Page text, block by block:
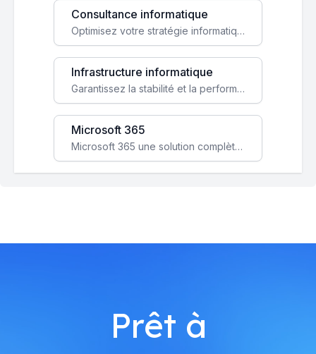
Consultance informatique
Optimisez votre stratégie informatique avec l'expertise de nos consultants pour améliorer votre efficacité et sécurité.
Infrastructure informatique
Garantissez la stabilité et la performance de votre entreprise avec une infrastructure IT sécurisée et évolutive.
Microsoft 365
Microsoft 365 une solution complète qui booste votre productivité, renforce la sécurité de vos données et facilite la collaboration.
Prêt à